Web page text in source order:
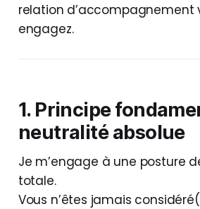
relation d’accompagnement
engagez.
1. Principe
neutralité absolue
Je m’engage à une posture
totale.
Vous n’êtes jamais